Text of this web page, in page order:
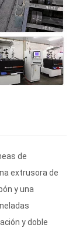
de
extrusora de
y una
y doble